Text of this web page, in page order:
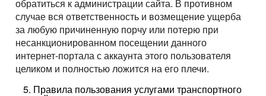
обратиться к администрации сайта. В противном
случае вся ответственность и возмещение ущерба
за любую причиненную порчу или потерю при
несанкционированном посещении данного
интернет-портала с аккаунта этого пользователя
целиком и полностью ложится на его плечи.
Правила пользования услугами транспортного